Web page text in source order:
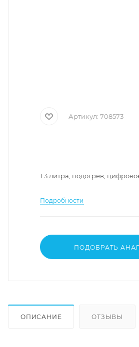
Артикул: 708573
1.3 литра, подогрев,
Подробности
ПОДОБРАТЬ
ОПИСАНИЕ ОТЗЫВЫ